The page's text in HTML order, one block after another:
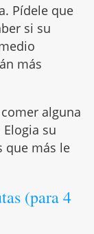
Pídele que
si su
más
alguna
su
que más le
(para 4